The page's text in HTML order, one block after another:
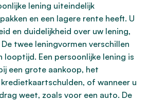
lening uiteindelijk
en een lagere rente heeft. U
en duidelijkheid over uw lening,
twee leningvormen verschillen
looptijd. Een persoonlijke lening is
een grote aankoop, het
of wanneer u
weet, zoals voor een auto. De